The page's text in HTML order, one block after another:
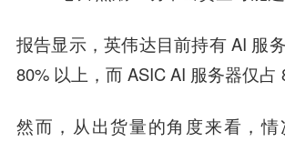
报告显示，英伟达目前持有 AI 服
80% 以上，而 ASIC AI 服务器仅占
然而，从出货量的角度来看，